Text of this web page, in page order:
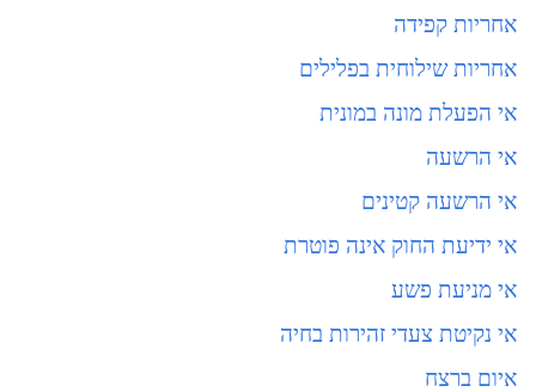
אחריות קפידה
אחריות שילוחית בפלילים
אי הפעלת מונה במונית
אי הרשעה
אי הרשעה קטינים
אי ידיעת החוק אינה פוטרת
אי מניעת פשע
אי נקיטת צעדי זהירות בחיה
איום ברצח